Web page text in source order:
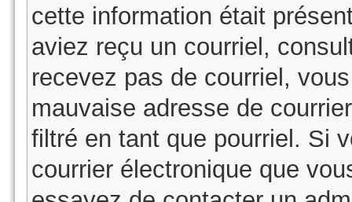
cette information était
aviez reçu un courriel,
recevez pas de courriel,
mauvaise adresse de
filtré en tant que pourriel. Si
courrier électronique que